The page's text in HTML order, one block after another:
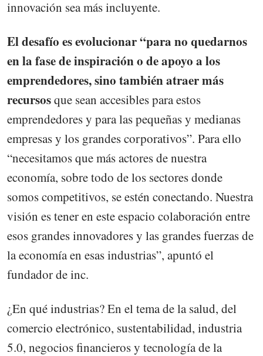
innovación sea más incluyente.
El desafío es evolucionar “para no quedarnos
en la fase de inspiración o de apoyo a los
emprendedores, sino también atraer más
recursosque sean accesibles para estos
emprendedores y para las pequeñas y medianas
empresas y los grandes corporativos”. Para ello
“necesitamos que más actores de nuestra
economía, sobre todo de los sectores donde
somos competitivos, se estén conectando. Nuestra
visión es tener en este espacio colaboración entre
esos grandes innovadores y las grandes fuerzas de
la economía en esas industrias”, apuntó el
fundador de inc.
¿En qué industrias? En el tema de la salud, del
comercio electrónico, sustentabilidad, industria
5.0, negocios financieros y tecnología de la